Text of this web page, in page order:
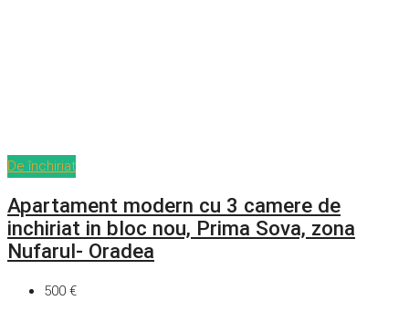
De închiriat
Apartament modern cu 3 camere de
inchiriat in bloc nou, Prima Sova, zona
Nufarul- Oradea
500 €